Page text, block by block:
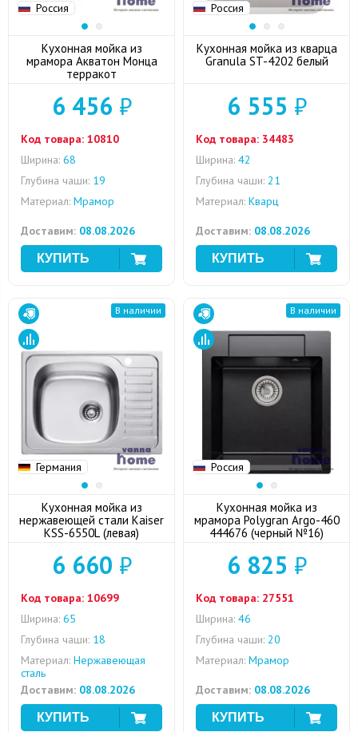
Россия
Кухонная мойка из
мрамора Акватон Монца
терракот
6 456 ₽
Код товара: 10810
Ширина: 68
Глубина чаши: 19
Материал: Мрамор
Доставим: 08.08.2026
Россия
Кухонная мойка из кварца
Granula ST-4202 белый
6 555 ₽
Код товара: 34483
Ширина: 42
Глубина чаши: 21
Материал: Кварц
Доставим: 08.08.2026
Германия
В наличии
Кухонная мойка из
нержавеющей стали Kaiser
KSS-6550L (левая)
6 660 ₽
Код товара: 10699
Ширина: 65
Глубина чаши: 18
Материал: Нержавеющая
сталь
Доставим: 08.08.2026
Россия
В наличии
Кухонная мойка из
мрамора Polygran Argo-460
444676 (черный №16)
6 825 ₽
Код товара: 27551
Ширина: 46
Глубина чаши: 20
Материал: Мрамор
Доставим: 08.08.2026